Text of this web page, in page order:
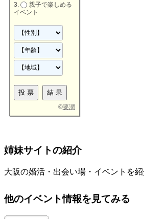
親子で楽しめる
イベント
©要潤
姉妹サイトの紹介
大阪の婚活・出会い場・イベントを
他のイベント情報を見てみる